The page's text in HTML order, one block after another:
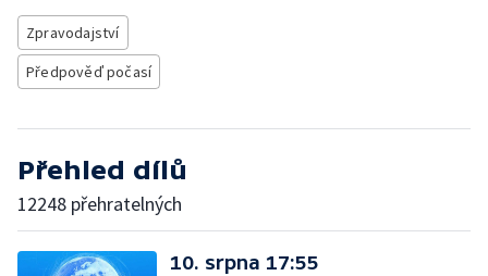
Zpravodajství
Předpověď počasí
Přehled dílů
12248 přehratelných
10. srpna 17:55